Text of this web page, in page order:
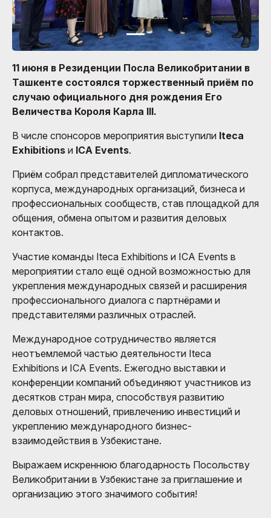
11 июня в Резиденции Посла Великобритании в
Ташкенте состоялся торжественный приём по
случаю официального дня рождения Его
Величества Короля Карла III.
В числе спонсоров мероприятия выступили Iteca
Exhibitions и ICA Events.
Приём собрал представителей дипломатического
корпуса, международных организаций, бизнеса и
профессиональных сообществ, став площадкой для
общения, обмена опытом и развития деловых
контактов.
Участие команды Iteca Exhibitions и ICA Events в
мероприятии стало ещё одной возможностью для
укрепления международных связей и расширения
профессионального диалога с партнёрами и
представителями различных отраслей.
Международное сотрудничество является
неотъемлемой частью деятельности Iteca
Exhibitions и ICA Events. Ежегодно выставки и
конференции компаний объединяют участников из
десятков стран мира, способствуя развитию
деловых отношений, привлечению инвестиций и
укреплению международного бизнес-
взаимодействия в Узбекистане.
Выражаем искреннюю благодарность Посольству
Великобритании в Узбекистане за приглашение и
организацию этого значимого события!